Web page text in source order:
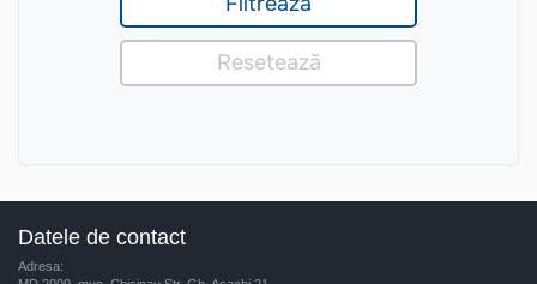
Datele de contact
Adresa: